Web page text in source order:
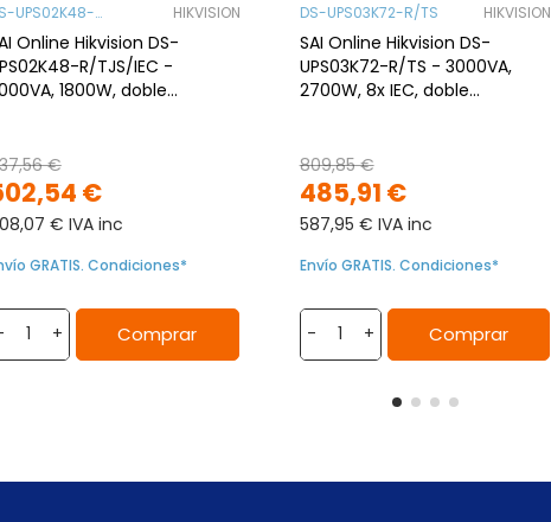
UPS02K48-
IEC
HIKVISION
Online Hikvision DS-
R/TJS/IEC -
1800W, doble
€
€
€ IVA inc
GRATIS. Condiciones*
+ Comprar
DS-UPS03K72-R/TS HIKVISION
SAI Online Hikvision DS-
UPS03K72-R/TS - 3000VA,
2700W, 8x IEC, doble
485,91 €
809,85 €
587,95 € IVA inc
Envío GRATIS. Condiciones*
- + Comprar